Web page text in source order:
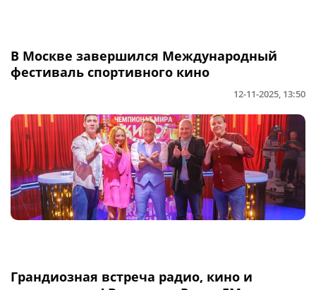
В Москве завершился Международный
фестиваль спортивного кино
12-11-2025, 13:50
Грандиозная встреча радио, кино и